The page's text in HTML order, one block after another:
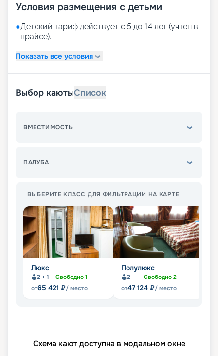
Условия размещения с детьми
●Детский тариф действует с 5 до 14 лет (учтен в
прайсе).
Показать все условия
Выбор каютыСписок
ВМЕСТИМОСТЬ
ПАЛУБА
ВЫБЕРИТЕ КЛАСС ДЛЯ ФИЛЬТРАЦИИ НА КАРТЕ
Люкс
2 + 1 Свободно1
от65 421 ₽/ место
Полулюкс
2 Свободно2
от47 124 ₽/ место
Схема кают доступна в модальном окне